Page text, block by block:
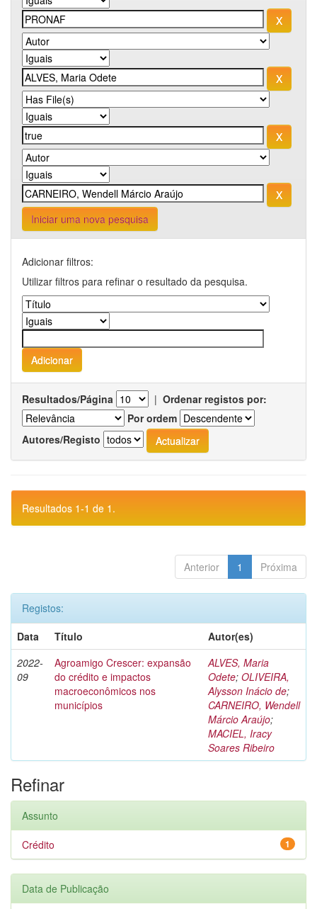
Iniciar uma nova pesquisa
Adicionar filtros:
Utilizar filtros para refinar o resultado da pesquisa.
Resultados/Página | Ordenar registos por:
Por ordem
Autores/Registo
Resultados 1-1 de 1.
Anterior 1 Próxima
Registos:
Data
Título
Autor(es)
2022-
09
Agroamigo Crescer: expansão
do crédito e impactos
macroeconômicos nos
municípios
ALVES, Maria
Odete; OLIVEIRA,
Alysson Inácio de;
CARNEIRO, Wendell
Márcio Araújo;
MACIEL, Iracy
Soares Ribeiro
Refinar
Assunto
1
Crédito
Data de Publicação